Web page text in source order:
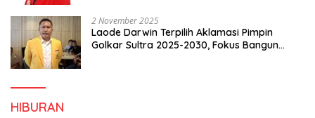
2 November 2025
Laode Darwin Terpilih Aklamasi Pimpin
Golkar Sultra 2025-2030, Fokus Bangun
HIBURAN